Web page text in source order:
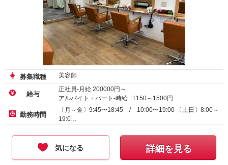
募集職種 美容師
給与
正社員-月給 200000円～
アルバイト・パート-時給 : 1150～ 1500円
業務委託
勤務時間
〔月～金〕9:45〜18:45 / 10:00〜19:00 〔土日〕8:00～
19:0…
気になる 詳細を見る